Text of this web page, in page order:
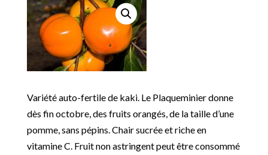
Variété auto-fertile de kaki. Le Plaqueminier donne
dès fin octobre, des fruits orangés, de la taille d’une
pomme, sans pépins. Chair sucrée et riche en
vitamine C. Fruit non astringent peut être consommé